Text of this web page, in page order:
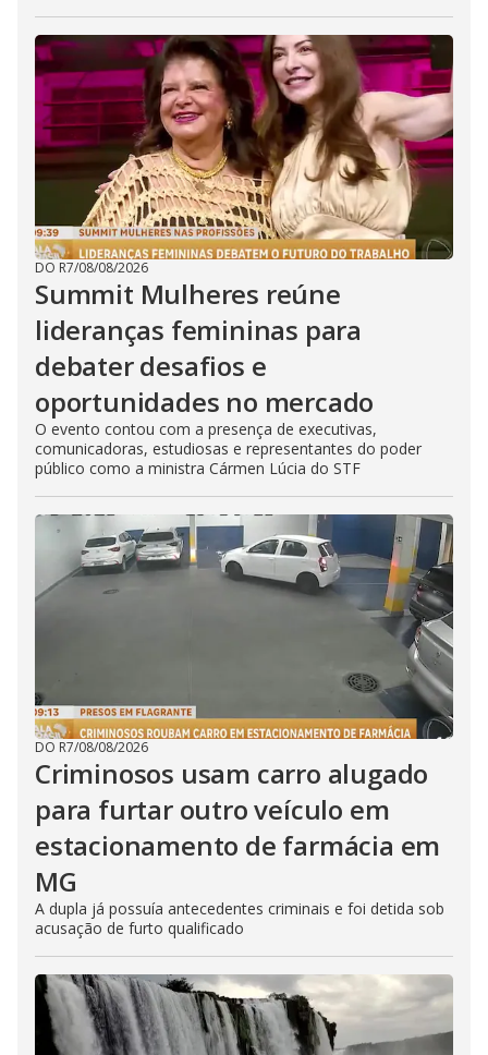
DO R7/08/08/2026
Summit Mulheres reúne
lideranças femininas para
debater desafios e
oportunidades no mercado
O evento contou com a presença de executivas,
comunicadoras, estudiosas e representantes do poder
público como a ministra Cármen Lúcia do STF
DO R7/08/08/2026
Criminosos usam carro alugado
para furtar outro veículo em
estacionamento de farmácia em
MG
A dupla já possuía antecedentes criminais e foi detida sob
acusação de furto qualificado